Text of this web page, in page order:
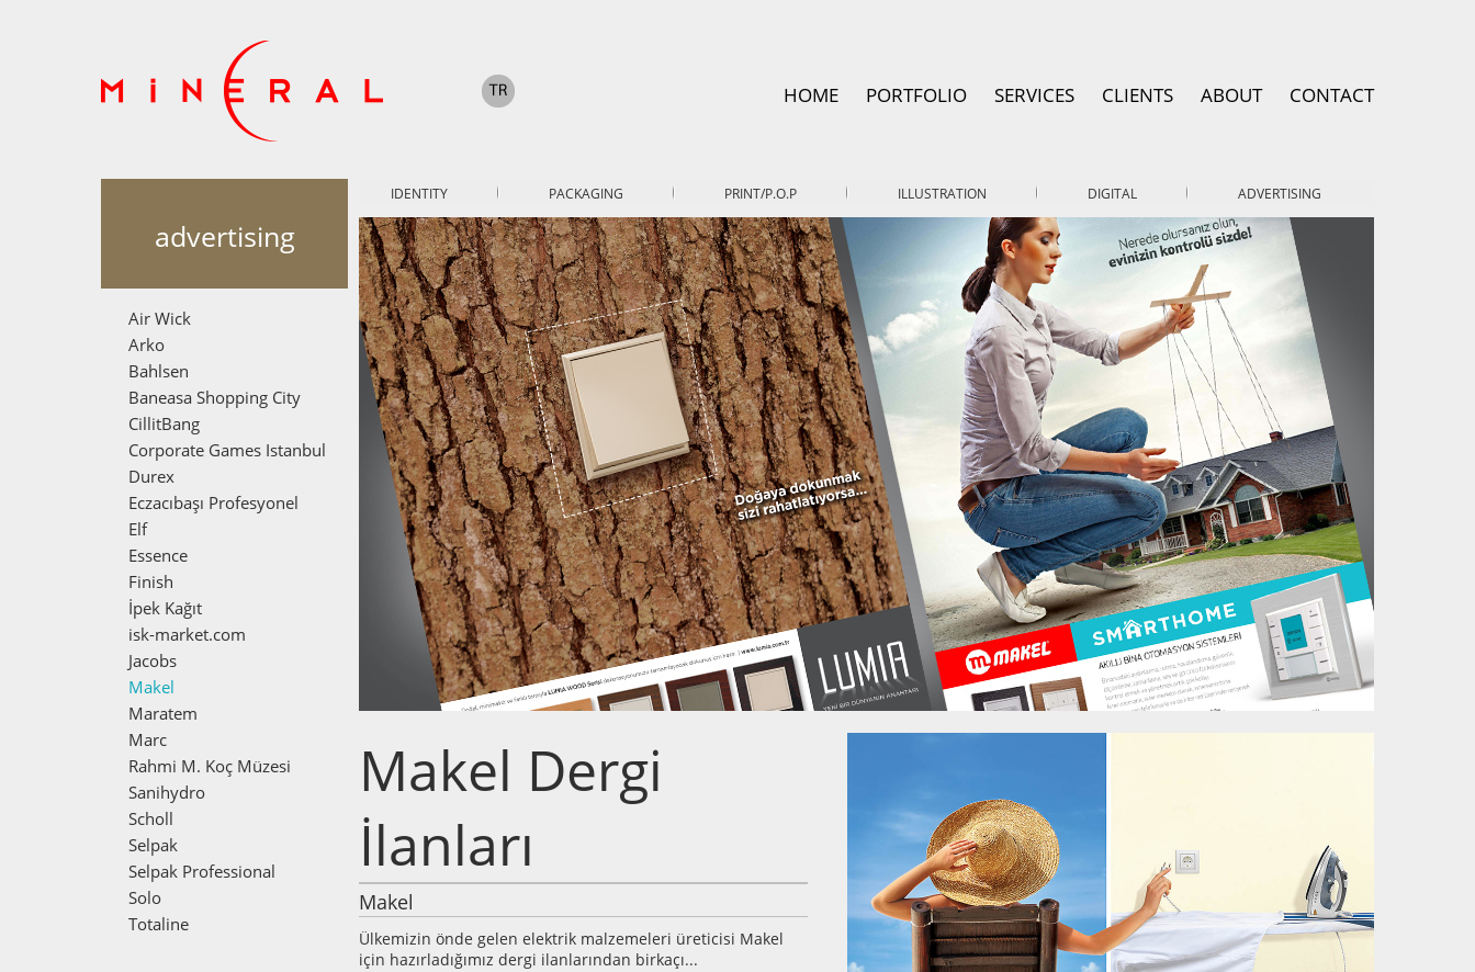
HOME PORTFOLIO SERVICES CLIENTS ABOUT CONTACT
advertising
Air Wick
Arko
Bahlsen
Baneasa Shopping City
CillitBang
Corporate Games Istanbul
Durex
Eczacıbaşı Profesyonel
Elf
Essence
Finish
İpek Kağıt
isk-market.com
Jacobs
Makel
Maratem
Marc
Rahmi M. Koç Müzesi
Sanihydro
Scholl
Selpak
Selpak Professional
Solo
Totaline
IDENTITY PACKAGING PRINT/P.O.P ILLUSTRATION DIGITAL ADVERTISING
Makel Dergi
İlanları
Makel
Ülkemizin önde gelen elektrik malzemeleri üreticisi Makel
için hazırladığımız dergi ilanlarından birkaçı...